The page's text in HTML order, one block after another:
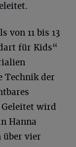
von 11 bis 13
für Kids“
Technik der
wird
Hanna
über vier